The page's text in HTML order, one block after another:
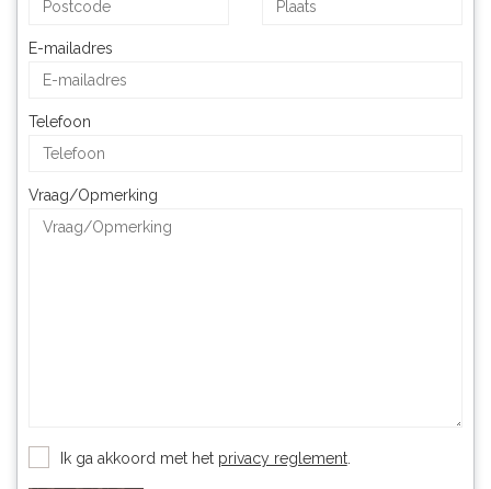
E-mailadres
Telefoon
Vraag/Opmerking
Ik ga akkoord met het privacy reglement.